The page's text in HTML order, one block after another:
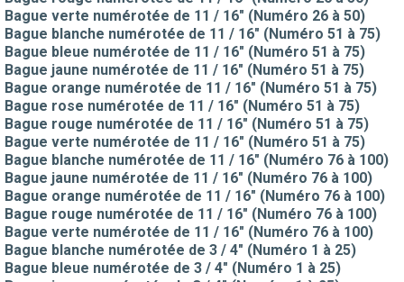
Bague verte numérotée de 11 / 16" (Numéro 26 à 50)
Bague blanche numérotée de 11 / 16" (Numéro 51 à 75)
Bague bleue numérotée de 11 / 16" (Numéro 51 à 75)
Bague jaune numérotée de 11 / 16" (Numéro 51 à 75)
Bague orange numérotée de 11 / 16" (Numéro 51 à 75)
Bague rose numérotée de 11 / 16" (Numéro 51 à 75)
Bague rouge numérotée de 11 / 16" (Numéro 51 à 75)
Bague verte numérotée de 11 / 16" (Numéro 51 à 75)
Bague blanche numérotée de 11 / 16" (Numéro 76 à 100)
Bague jaune numérotée de 11 / 16" (Numéro 76 à 100)
Bague orange numérotée de 11 / 16" (Numéro 76 à 100)
Bague rouge numérotée de 11 / 16" (Numéro 76 à 100)
Bague verte numérotée de 11 / 16" (Numéro 76 à 100)
Bague blanche numérotée de 3 / 4" (Numéro 1 à 25)
Bague bleue numérotée de 3 / 4" (Numéro 1 à 25)